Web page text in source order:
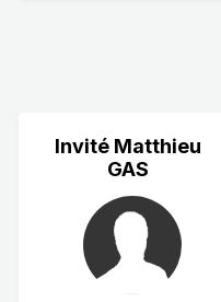
Invité Matthieu
GAS